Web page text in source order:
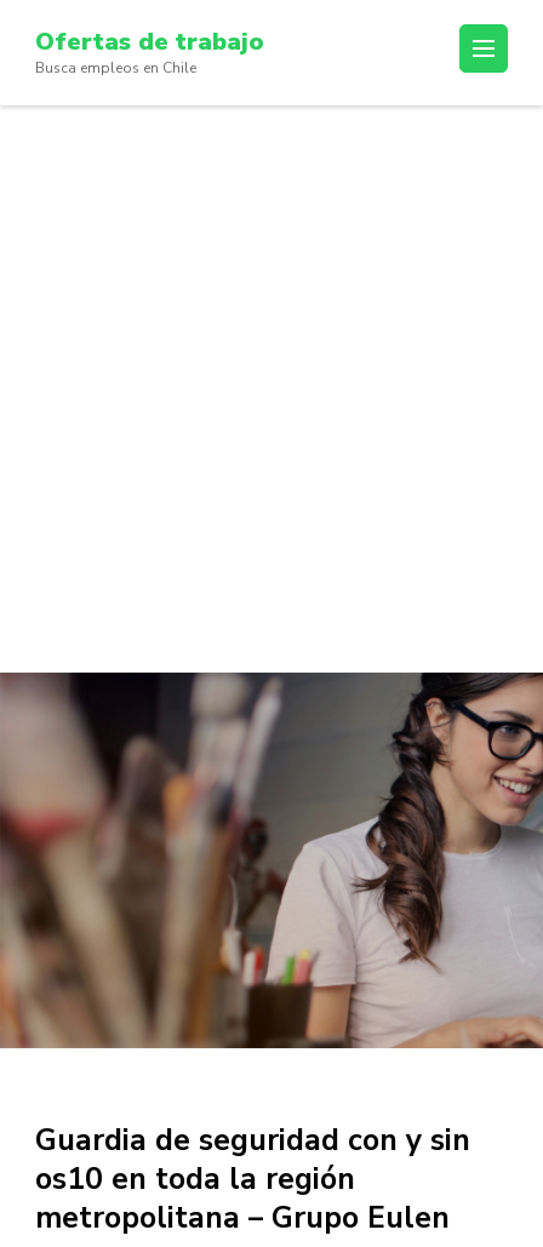
content
(Press
Ofertas de trabajo
Busca empleos en Chile
Guardia de seguridad con y sin
os10 en toda la región
metropolitana – Grupo Eulen